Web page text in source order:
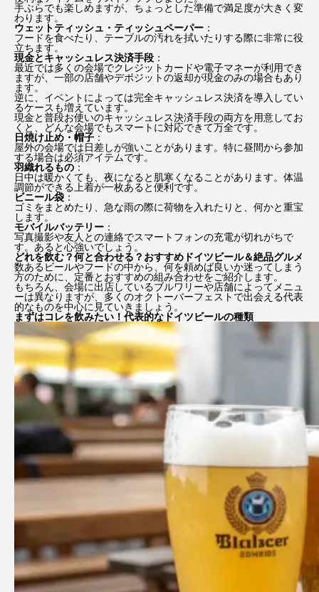
手ぶらでも楽しめますが、ちょっとした準備で満足度が大きく変
わります。
ウェットティッシュ・ティッシュペーパー ：
フードを食べたり、テーブルの汚れを拭いたりする際に非常に役
立ちます。
現金とキャッシュレス決済手段 ：
最近では多くの会場でクレジットカードや電子マネーが利用でき
ますが、一部の店舗やデポジットの返却が現金のみの場合もあり
ます。
逆に、イベントによっては完全キャッシュレス決済を導入してい
るケースも増えています。
現金と普段お使いのキャッシュレス決済手段の両方を用意してお
くと、どんな会場でもスマートに対応できて万全です。
日焼け止め・帽子 ：
屋外の会場では日差しが強いことがあります。特に昼間から参加
する場合は必須アイテムです。
羽織れるもの ：
日中は暖かくても、夜になると肌寒くなることがあります。体温
調節ができる上着が一枚あると便利です。
ビニール袋 ：
ゴミをまとめたり、急な雨の際に荷物を入れたりと、何かと重宝
します。
モバイルバッテリー ：
写真撮影や友人との連絡でスマートフォンの充電が切れがちで
す。あると心強いでしょう。
どれを飲む？何と合わせる？おすすめドイツビール＆絶品グルメ
数あるビールやフードの中から、何を頼めば良いか迷ってしまう
方のために、定番とおすすめの組み合わせをご紹介します。
もちろん、会場に出店しているブルワリーや店舗によってメニュ
ーは異なりますが、多くのオクトーバーフェストで出会える代表
的なものを中心に見ていきましょう。
まずはコレを飲みたい！代表的なドイツビールの種類